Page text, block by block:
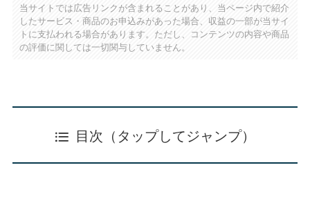
当サイトでは広告リンクが含まれることがあり、当ページ内で紹介
したサービス・商品のお申込みがあった場合、収益の一部が当サイ
トに支払われる場合があります。ただし、コンテンツの内容や商品
の評価に関しては一切関与していません。
目次（タップしてジャンプ）